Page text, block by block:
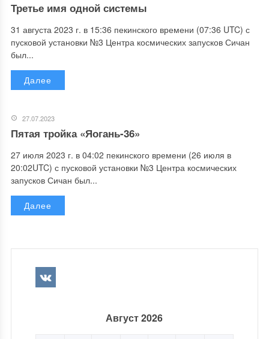
Третье имя одной системы
31 августа 2023 г. в 15:36 пекинского времени (07:36 UTC) с
пусковой установки №3 Центра космических запусков Сичан
был...
Далее
27.07.2023
Пятая тройка «Яогань-36»
27 июля 2023 г. в 04:02 пекинского времени (26 июля в
20:02UTC) с пусковой установки №3 Центра космических
запусков Сичан был...
Далее
Август 2026